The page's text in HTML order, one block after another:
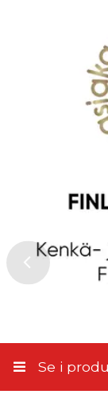
Fuktskydd för
Ett namn du
Skriv din
Genom att
tillstånd att
webbplatser
att inte publicera
till dessa villkor.
64,45
92,85
Se i